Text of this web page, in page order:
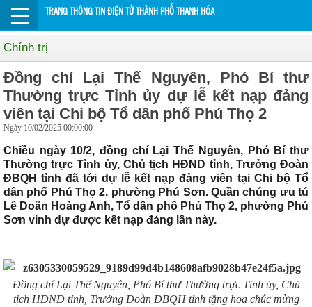
TRANG THÔNG TIN ĐIỆN TỬ THÀNH PHỐ THANH HÓA
Chính trị
Đồng chí Lại Thế Nguyên, Phó Bí thư
Thường trực Tỉnh ủy dự lễ kết nạp đảng
viên tại Chi bộ Tổ dân phố Phú Thọ 2
Ngày 10/02/2025 00:00:00
Chiều ngày 10/2, đồng chí Lại Thế Nguyên, Phó Bí thư
Thường trực Tỉnh ủy, Chủ tịch HĐND tỉnh, Trưởng Đoàn
ĐBQH tỉnh đã tới dự lễ kết nạp đảng viên tại Chi bộ Tổ
dân phố Phú Thọ 2, phường Phú Sơn. Quần chúng ưu tú
Lê Doãn Hoàng Anh, Tổ dân phố Phú Thọ 2, phường Phú
Sơn vinh dự được kết nạp đảng lần này.
Đồng chí Lại Thế Nguyên, Phó Bí thư Thường trực Tỉnh ủy, Chủ
tịch HĐND tỉnh, Trưởng Đoàn ĐBQH tỉnh tặng hoa chúc mừng